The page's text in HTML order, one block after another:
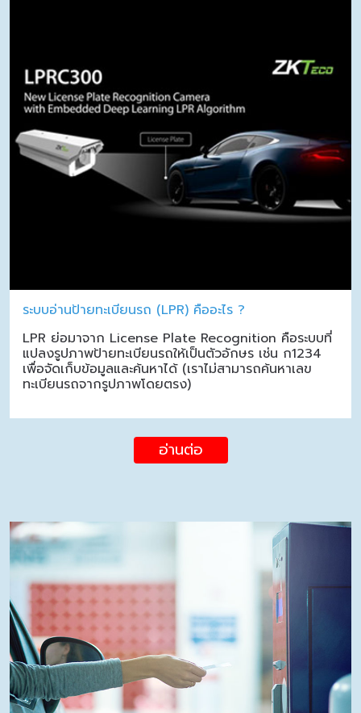
ระบบอ่านป้ายทะเบียนรถ (LPR) คืออะไร ?
LPR ย่อมาจาก License Plate Recognition คือระบบที่
แปลงรูปภาพป้ายทะเบียนรถให้เป็นตัวอักษร เช่น ก1234
เพื่อจัดเก็บข้อมูลและค้นหาได้ (เราไม่สามารถค้นหาเลข
ทะเบียนรถจากรูปภาพโดยตรง)
อ่านต่อ